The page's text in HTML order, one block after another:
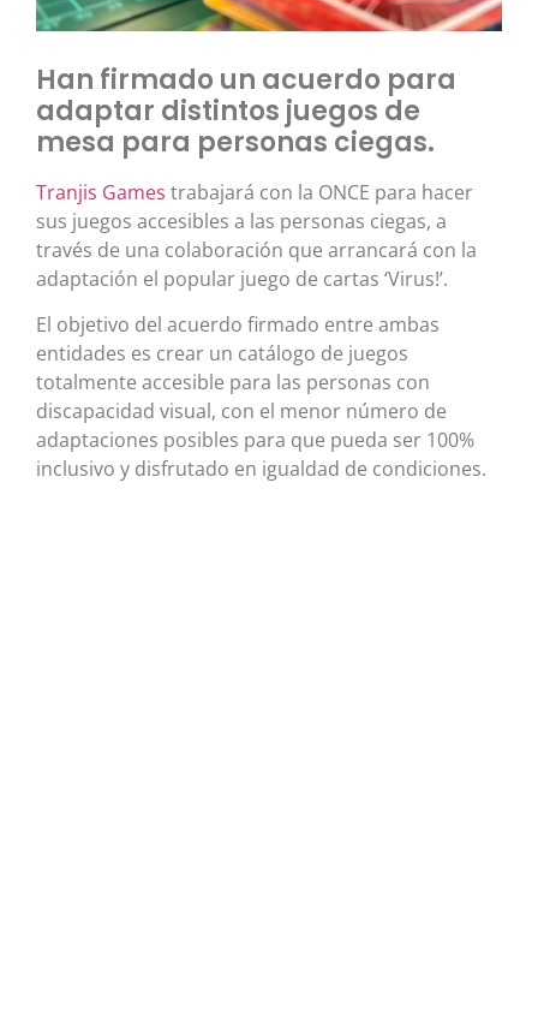
Han firmado un acuerdo para
adaptar distintos juegos de
mesa para personas ciegas.
Tranjis Games trabajará con la ONCE para hacer
sus juegos accesibles a las personas ciegas, a
través de una colaboración que arrancará con la
adaptación el popular juego de cartas ‘Virus!’.
El objetivo del acuerdo firmado entre ambas
entidades es crear un catálogo de juegos
totalmente accesible para las personas con
discapacidad visual, con el menor número de
adaptaciones posibles para que pueda ser 100%
inclusivo y disfrutado en igualdad de condiciones.